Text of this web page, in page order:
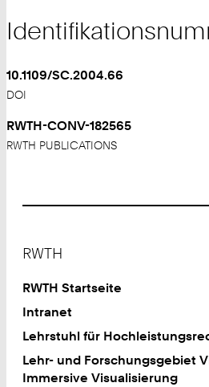
10.1109/SC.2004.66
DOI
RWTH-CONV-182565
RWTH PUBLICATIONS
RWTH
RWTH Startseite
Intranet
Lehrstuhl für
Lehr- und Forschungsgebiet
Immersive Visualisierung